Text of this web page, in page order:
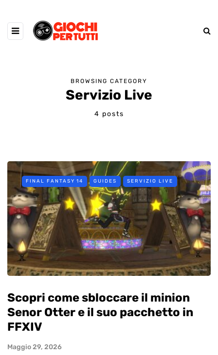
BROWSING CATEGORY
Servizio Live
4 posts
FINAL FANTASY 14 GUIDES SERVIZIO LIVE
Scopri come sbloccare il minion
Senor Otter e il suo pacchetto in
FFXIV
Maggio 29, 2026